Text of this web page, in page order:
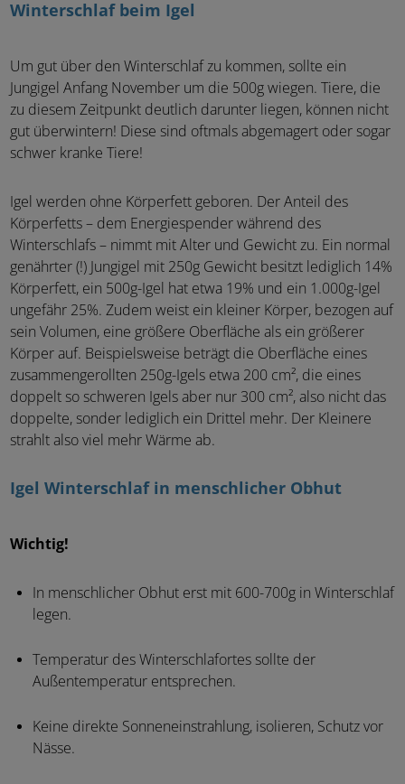
Winterschlaf beim Igel
Um gut über den Winterschlaf zu kommen, sollte ein
Jungigel Anfang November um die 500g wiegen. Tiere, die
zu diesem Zeitpunkt deutlich darunter liegen, können nicht
gut überwintern! Diese sind oftmals abgemagert oder sogar
schwer kranke Tiere!
Igel werden ohne Körperfett geboren. Der Anteil des
Körperfetts – dem Energiespender während des
Winterschlafs – nimmt mit Alter und Gewicht zu. Ein normal
genährter (!) Jungigel mit 250g Gewicht besitzt lediglich 14%
Körperfett, ein 500g-Igel hat etwa 19% und ein 1.000g-Igel
ungefähr 25%. Zudem weist ein kleiner Körper, bezogen auf
sein Volumen, eine größere Oberfläche als ein größerer
Körper auf. Beispielsweise beträgt die Oberfläche eines
zusammengerollten 250g-Igels etwa 200 cm², die eines
doppelt so schweren Igels aber nur 300 cm², also nicht das
doppelte, sonder lediglich ein Drittel mehr. Der Kleinere
strahlt also viel mehr Wärme ab.
Igel Winterschlaf in menschlicher Obhut
Wichtig!
In menschlicher Obhut erst mit 600-700g in Winterschlaf
legen.
Temperatur des Winterschlafortes sollte der
Außentemperatur entsprechen.
Keine direkte Sonneneinstrahlung, isolieren, Schutz vor
Nässe.